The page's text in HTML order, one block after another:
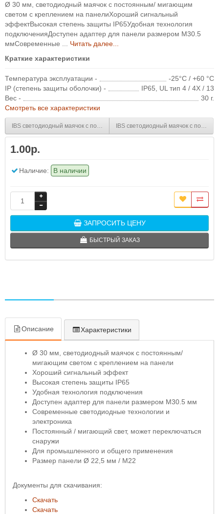
Ø 30 мм, светодиодный маячок с постоянным/ мигающим
светом с креплением на панелиХороший сигнальный
эффектВысокая степень защиты IP65Удобная технология
подключенияДоступен адаптер для панели размером M30.5
ммСовременные ... Читать далее...
Краткие характеристики
Температура эксплуатации -
-25°C / +60 °C
IP (степень защиты оболочки) -
IP65, UL тип 4 / 4X / 13
Вес -
30 г.
Смотреть все характеристики
IBS светодиодный маячок с постоянным/мигающим светом и
IBS светодиодный маячок с
1.00р.
Наличие: В наличии
ЗАПРОСИТЬ ЦЕНУ
БЫСТРЫЙ ЗАКАЗ
Описание Характеристики
Ø 30 мм, светодиодный маячок с постоянным/
мигающим светом с креплением на панели
Хороший сигнальный эффект
Высокая степень защиты IP65
Удобная технология подключения
Доступен адаптер для панели размером M30.5 мм
Современные светодиодные технологии и
электроника
Постоянный / мигающий свет, может переключаться
снаружи
Для промышленного и общего применения
Размер панели Ø 22,5 мм / M22
Документы для скачивания:
Скачать
Скачать